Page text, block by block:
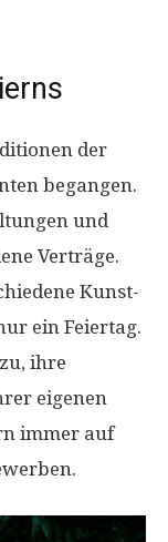
der
begangen.
und
Verträge.
Kunst-
ein Feiertag.
ihre
eigenen
immer auf